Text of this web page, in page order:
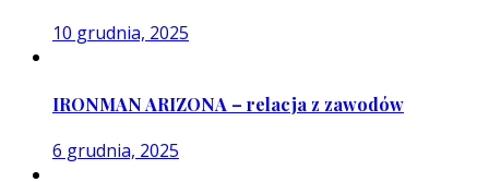
10 grudnia, 2025
IRONMAN ARIZONA – relacja z zawodów
6 grudnia, 2025